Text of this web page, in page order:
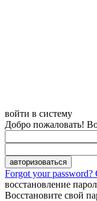
войти в систему
Добро пожаловать!
Forgot your password?
восстановление
Восстановите свой